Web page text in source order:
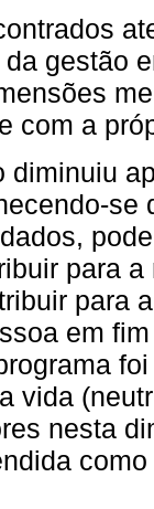
gestão
com a
diminuiu
se
para
para
em
vida
nesta